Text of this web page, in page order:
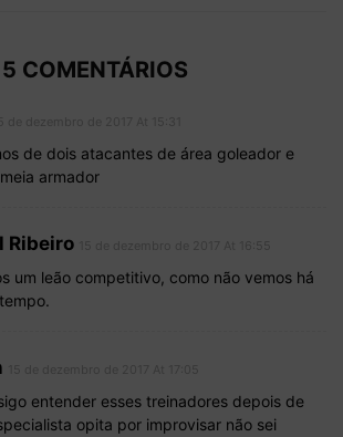
5 COMENTÁRIOS
de dois atacantes de área goleador e
armador
Ribeiro
um leão competitivo, como não vemos há
entender esses treinadores depois de
opita por improvisar não sei